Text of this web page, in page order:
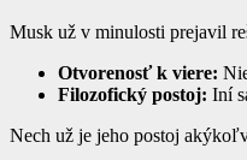
Musk už v minulosti prejavil
Otvorenosť k viere:
Filozofický postoj: Iní
Nech už je jeho postoj